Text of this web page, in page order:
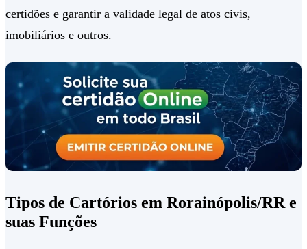
certidões e garantir a validade legal de atos civis,
imobiliários e outros.
Tipos de Cartórios em Rorainópolis/RR e
suas Funções